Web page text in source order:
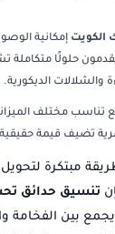
الكويت إمكانية
حلولًا متكاملة
والشلالات الديكورية.
تناسب مختلف
تضيف قيمة حقيقية
مبتكرة
تنسيق حدائق
يجمع بين الفخامة